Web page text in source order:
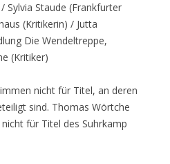
Sylvia Staude (Frankfurter
(Kritikerin) / Jutta
Die Wendeltreppe,
(Kritiker)
nicht für Titel, an deren
sind. Thomas Wörtche
für Titel des Suhrkamp